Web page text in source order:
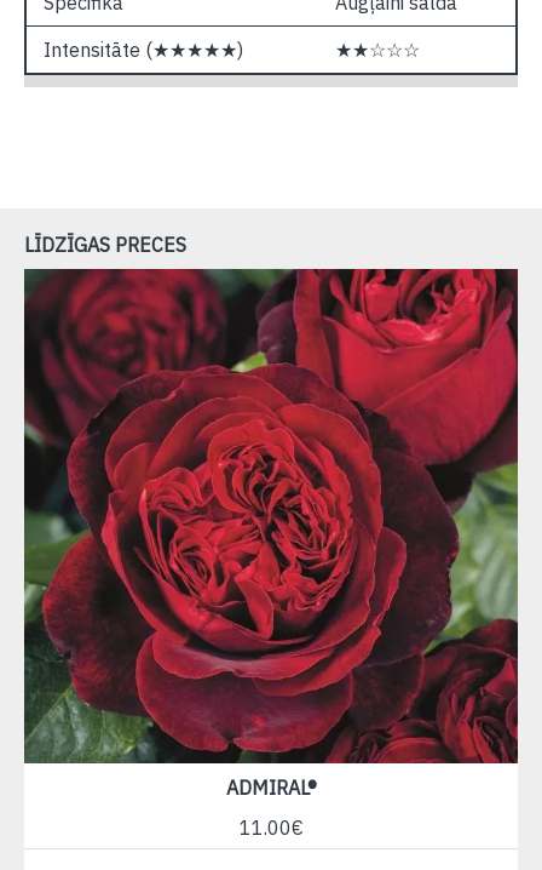
Intensitāte (★★★★★)
★★☆☆☆
LĪDZĪGAS PRECES
ADMIRAL®
11.00€